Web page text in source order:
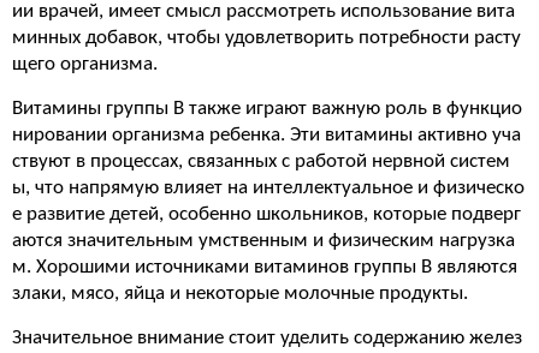
ии врачей, имеет смысл рассмотреть использование вита
минных добавок, чтобы удовлетворить потребности расту
щего организма.
Витамины группы B также играют важную роль в функцио
нировании организма ребенка. Эти витамины активно уча
ствуют в процессах, связанных с работой нервной систем
ы, что напрямую влияет на интеллектуальное и физическо
е развитие детей, особенно школьников, которые подверг
аются значительным умственным и физическим нагрузка
м. Хорошими источниками витаминов группы В являются
злаки, мясо, яйца и некоторые молочные продукты.
Значительное внимание стоит уделить содержанию желез